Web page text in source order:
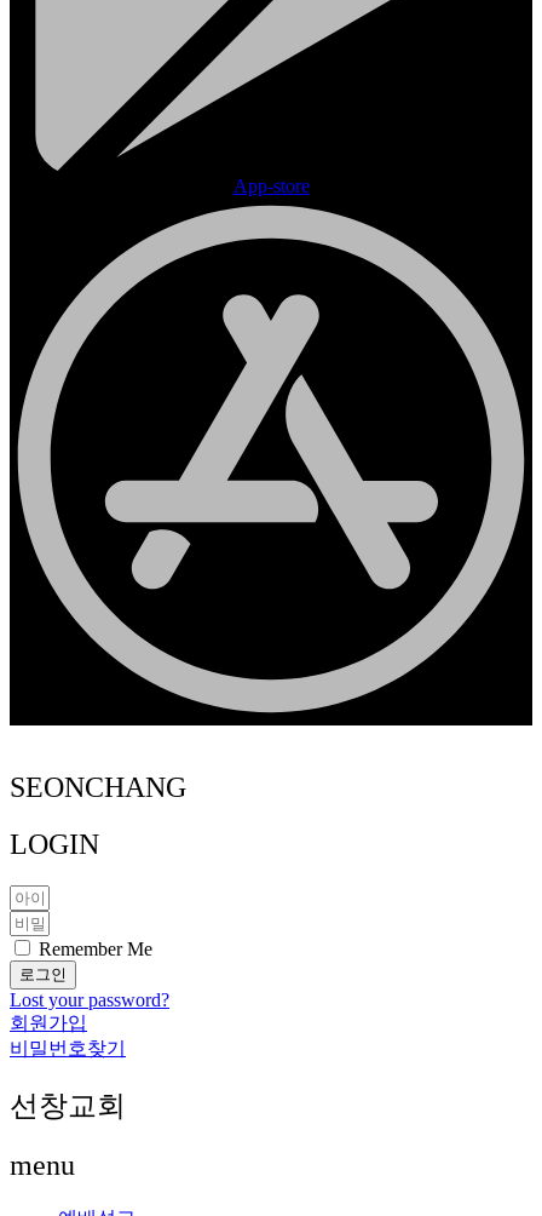
App-store
SEONCHANG
LOGIN
Remember Me
로그인
Lost your password?
회원가입
비밀번호찾기
선창교회
menu